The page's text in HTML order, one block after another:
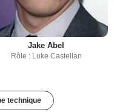
Jake Abel
Rôle : Luke Castellan
technique